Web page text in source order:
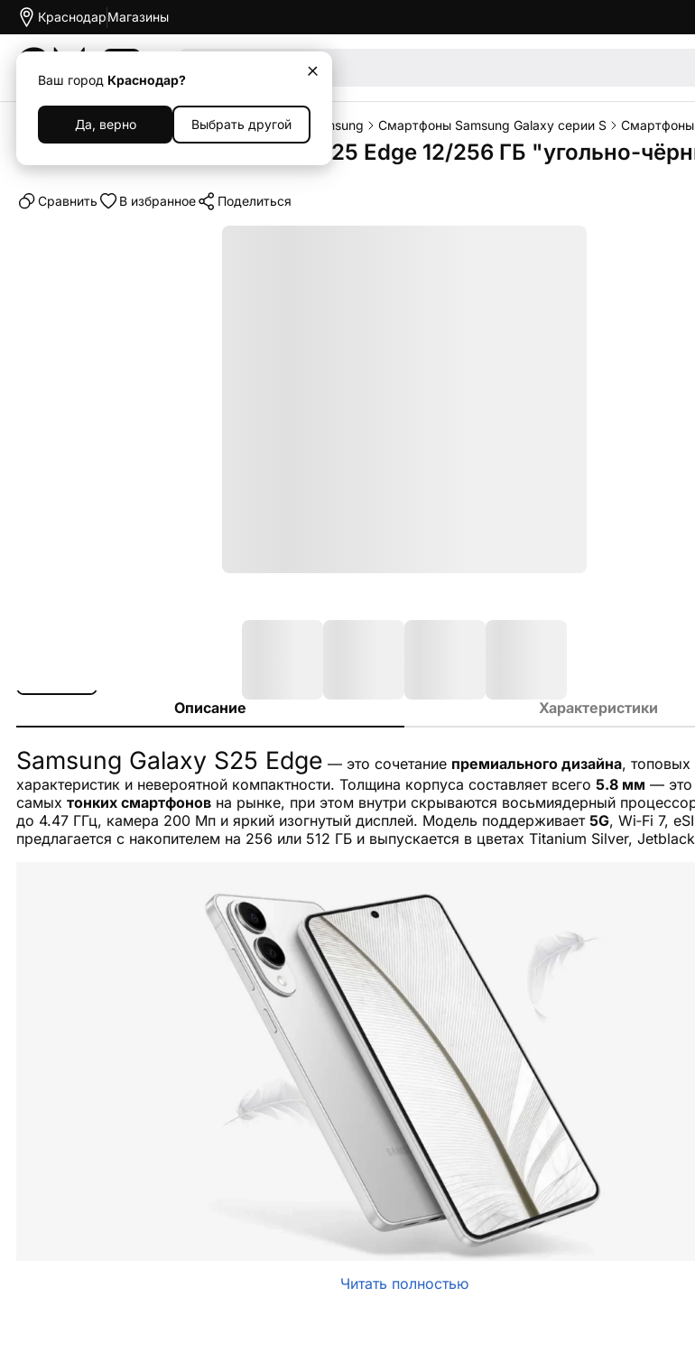
Краснодар
Ваш город Краснодар?
Да, верно Выбрать другой
Магазины
Каталог Смартфоны Смартфоны Samsung Смартфоны Samsung Galaxy серии S Смартфоны
Смартфон Samsung Galaxy S25 Edge 12/256 ГБ "угольно-
Cравнить В избранное Поделиться
Описание Характеристики
Samsung Galaxy S25 Edge — это сочетание премиального дизайна, топовых
характеристик и невероятной компактности. Толщина корпуса составляет всего 5.8 мм — это
самых тонких смартфонов на рынке, при этом внутри скрываются восьмиядерный
до 4.47 ГГц, камера 200 Мп и яркий изогнутый дисплей. Модель поддерживает 5G, Wi‑Fi 7,
предлагается с накопителем на 256 или 512 ГБ и выпускается в цветах Titanium Silver,
Читать полностью